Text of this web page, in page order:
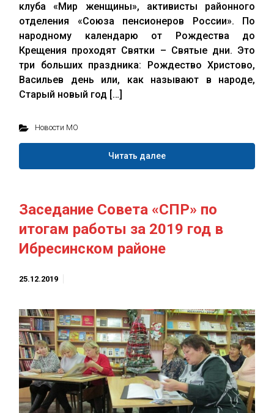
клуба «Мир женщины», активисты районного
отделения «Союза пенсионеров России». По
народному календарю от Рождества до
Крещения проходят Святки – Святые дни. Это
три больших праздника: Рождество Христово,
Васильев день или, как называют в народе,
Старый новый год […]
Новости МО
Читать далее
Заседание Совета «СПР» по
итогам работы за 2019 год в
Ибресинском районе
25.12.2019